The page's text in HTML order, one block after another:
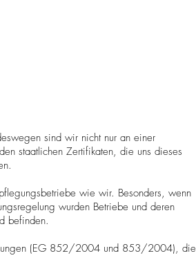
sind wir nicht nur an einer
staatlichen Zertifikaten, die uns dieses
wie wir. Besonders, wenn
wurden Betriebe und deren
befinden.
(EG 852/2004 und 853/2004), die